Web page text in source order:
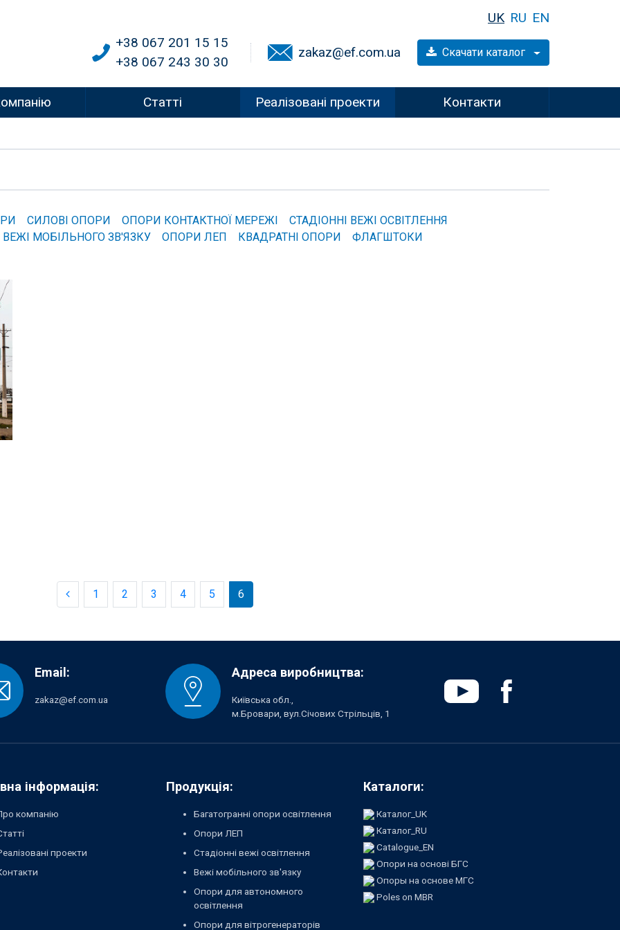
UK RU EN
+38 067 201 15 15
+38 067 243 30 30
zakaz@ef.com.ua Скачати каталог
Статті Реалізовані проекти Контакти
СИЛОВІ ОПОРИ ОПОРИ КОНТАКТНОЇ МЕРЕЖІ
СТАДІОННІ ВЕЖІ ОСВІТЛЕННЯ
ВЕЖІ МОБІЛЬНОГО ЗВ'ЯЗКУ
ОПОРИ ЛЕП КВАДРАТНІ ОПОРИ ФЛАГШТОКИ
1 2 3 4 5 6
Email:
zakaz@ef.com.ua
Адреса виробництва:
Київська обл.,
м.Бровари, вул.Січових Стрільців, 1
інформація:
компанію
проекти
Продукція:
Багатогранні опори освітлення
Опори ЛЕП
Стадіонні вежі освітлення
Вежі мобільного зв'язку
Опори для автономного
освітлення
Опори для вітрогенераторів
Каталоги:
Каталог_UK
Каталог_RU
Catalogue_EN
Опори на основі БГС
Опоры на основе МГС
Poles on MBR